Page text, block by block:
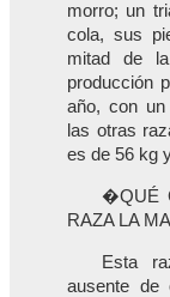
morro; un
cola, sus
mitad de
producción
año, con un
las otras
es de 56 kg
�QUÉ
RAZA LA
Esta
ausente de